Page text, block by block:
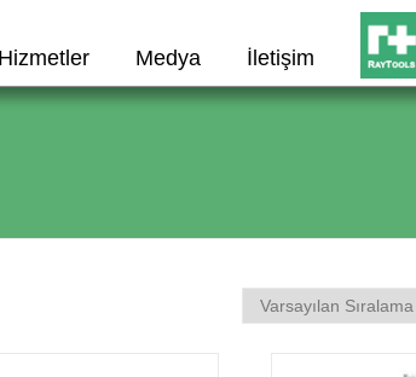
Hizmetler Medya İletişim